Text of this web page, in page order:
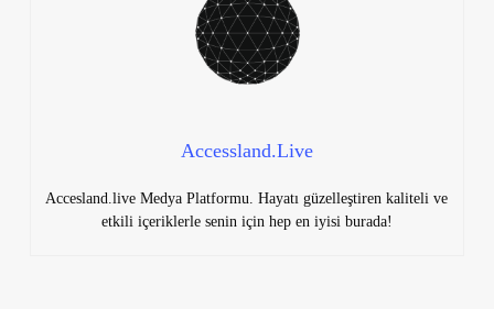
Accessland.Live
Accesland.live Medya Platformu. Hayatı güzelleştiren kaliteli ve
etkili içeriklerle senin için hep en iyisi burada!